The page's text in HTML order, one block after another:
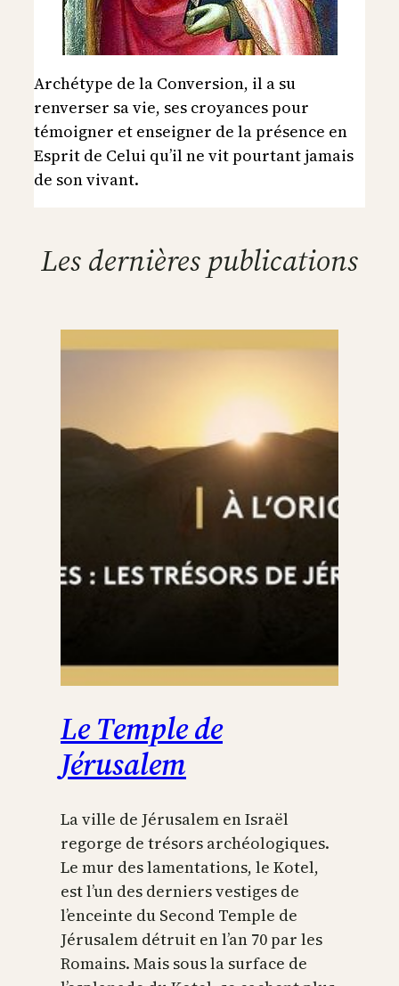
Archétype de la Conversion, il a su
renverser sa vie, ses croyances pour
témoigner et enseigner de la présence en
Esprit de Celui qu’il ne vit pourtant jamais
de son vivant.
Les dernières publications
Le Temple de
Jérusalem
La ville de Jérusalem en Israël
regorge de trésors archéologiques.
Le mur des lamentations, le Kotel,
est l’un des derniers vestiges de
l’enceinte du Second Temple de
Jérusalem détruit en l’an 70 par les
Romains. Mais sous la surface de